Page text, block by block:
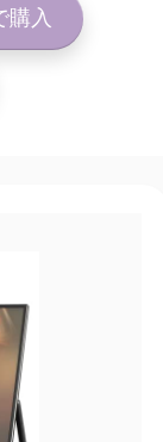
購入